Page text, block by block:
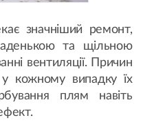
значніший ремонт,
та щільною
вентиляції. Причин
кожному випадку їх
плям навіть